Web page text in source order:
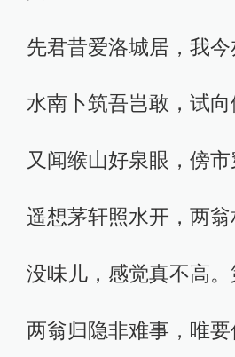
先君昔爱洛城居，我今
水南卜筑吾岂敢，试向
又闻缑山好泉眼，傍市
遥想茅轩照水开，两翁
没味儿，感觉真不高。
两翁归隐非难事，唯要